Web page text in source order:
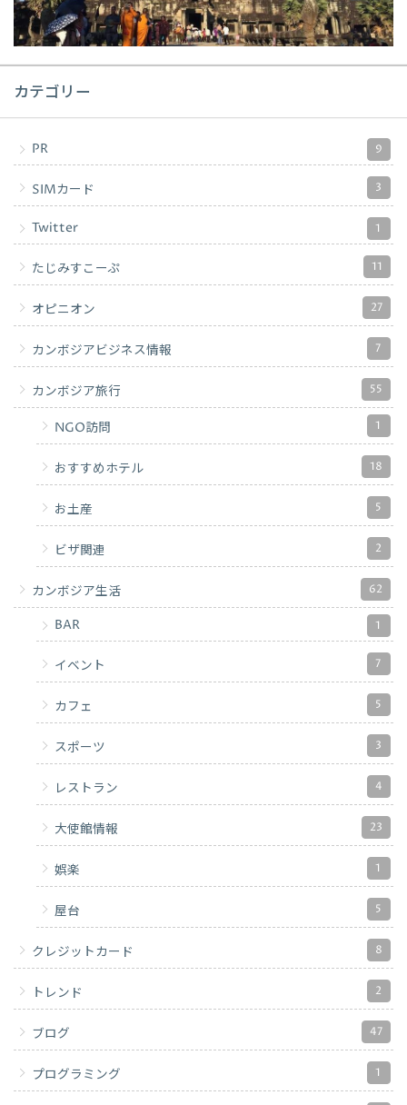
カテゴリー
PR 9
SIMカード 3
Twitter 1
たじみすこーぷ 11
オピニオン 27
カンボジアビジネス情報 7
カンボジア旅行 55
NGO訪問 1
おすすめホテル 18
お土産 5
ビザ関連 2
カンボジア生活 62
BAR 1
イベント 7
カフェ 5
スポーツ 3
レストラン 4
大使館情報 23
娯楽 1
屋台 5
クレジットカード 8
トレンド 2
ブログ 47
プログラミング 1